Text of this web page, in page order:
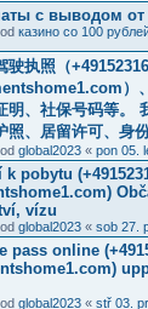
с выводом от
казино со 100
执照（
）
明、社保号码等。
照、居留许可、身
global2023 « pon 05.
pobytu
vízu
global2023 « sob 27.
pass online
global2023 « stř 03.